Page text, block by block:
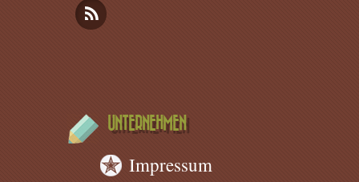
UNTERNEHMEN
Impressum